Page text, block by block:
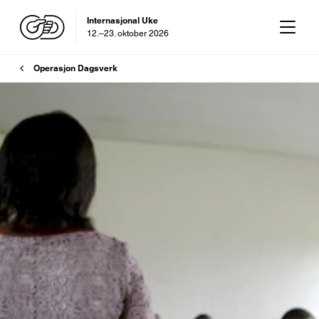
12.–23. oktober 2026
Brødsmulesti
Operasjon Dagsverk